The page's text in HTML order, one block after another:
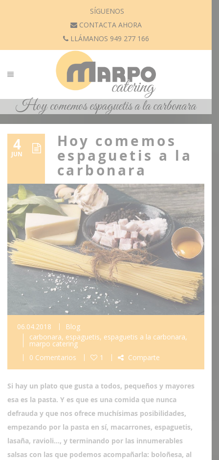
SÍGUENOS
CONTACTA AHORA
LLÁMANOS 949 277 166
Hoy comemos espaguetis a la carbonara
4
JUN
Hoy comemos
espaguetis a la
carbonara
06.04.2018
Blog
carbonara, espaguetis, espaguetis a la carbonara,
marpo catering
0 Comentarios
1 Comparte
Si hay un plato que gusta a todos, pequeños y mayores
esa es la pasta. Y es que es una comida que nunca
defrauda y que nos ofrece muchísimas posibilidades,
empezando por la pasta en sí, macarrones, espaguetis,
lasaña, ravioli…, y terminando por las innumerables
salsas con las que podemos acompañarla: boloñesa, al